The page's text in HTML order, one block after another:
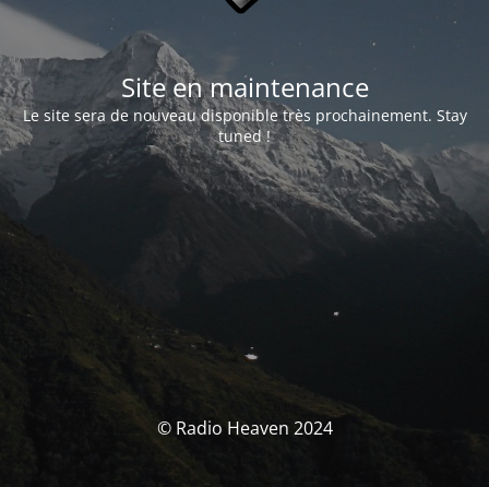
Site en maintenance
Le site sera de nouveau disponible très prochainement. Stay
tuned !
© Radio Heaven 2024